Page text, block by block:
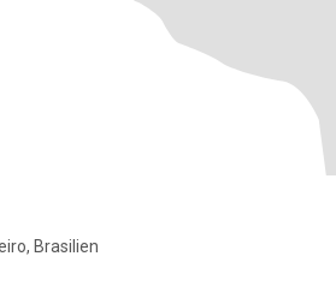
Brasilien